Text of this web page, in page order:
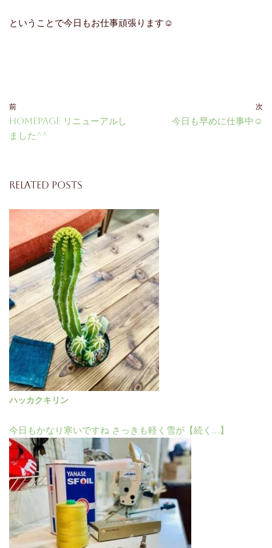
ということで今日もお仕事頑張ります☺
前
homepage リニューアルし
ました^^
次
今日も早めに仕事中☺
Related Posts
ハッカクキリン
今日もかなり寒いですね さっきも軽く雪が【続く…】